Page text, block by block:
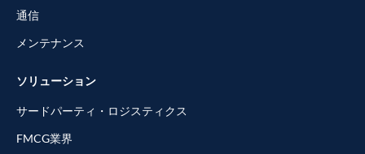
通信
メンテナンス
ソリューション
サードパーティ・ロジスティクス
FMCG業界